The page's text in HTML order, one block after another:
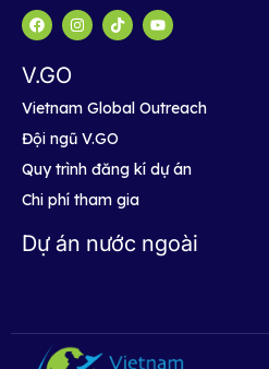
V.GO
Vietnam Global Outreach
Đội ngũ V.GO
Quy trình đăng kí dự án
Chi phí tham gia
Dự án nước ngoài